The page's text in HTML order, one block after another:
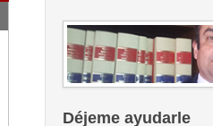
Déjeme ayudarle